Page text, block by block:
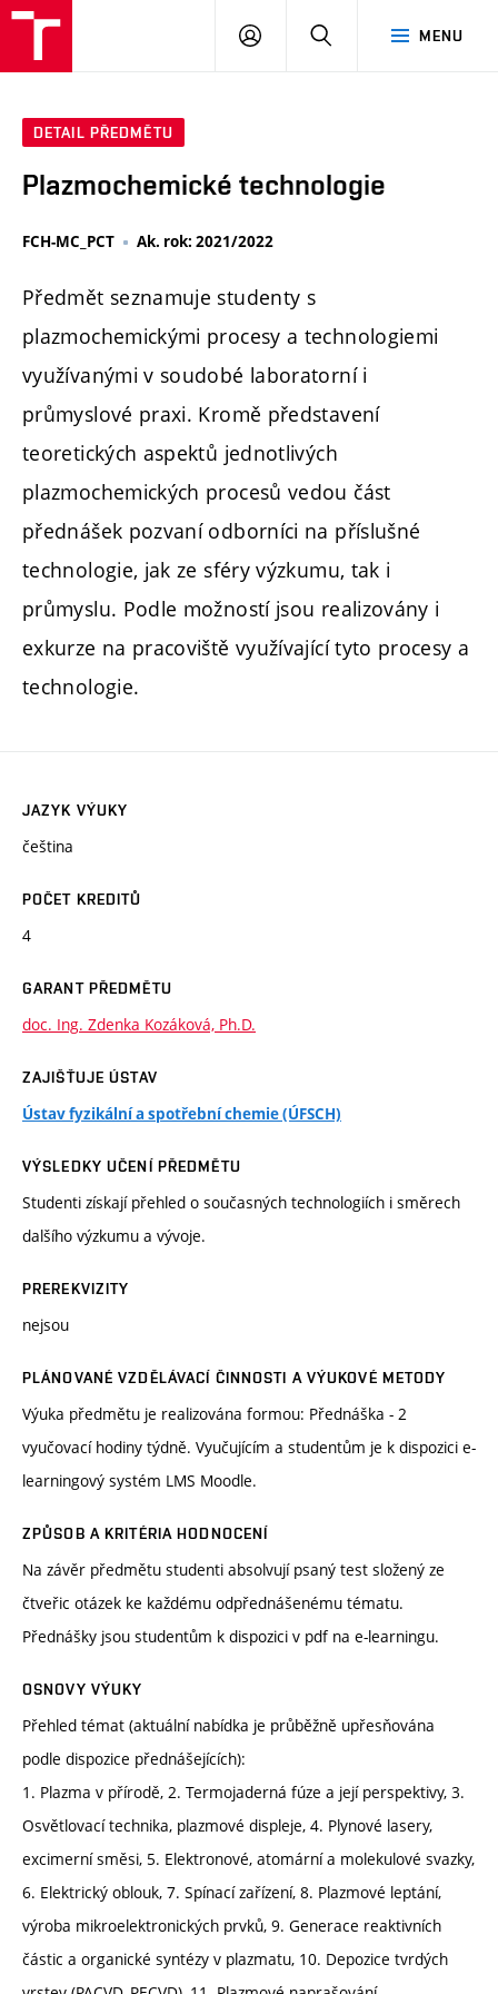
MENU
PŘIHLÁSIT
DETAIL PŘEDMĚTU
Plazmochemické technologie
FCH-MC_PCT Ak. rok: 2021/2022
Předmět seznamuje studenty s
plazmochemickými procesy a technologiemi
využívanými v soudobé laboratorní i
průmyslové praxi. Kromě představení
teoretických aspektů jednotlivých
plazmochemických procesů vedou část
přednášek pozvaní odborníci na příslušné
technologie, jak ze sféry výzkumu, tak i
průmyslu. Podle možností jsou realizovány i
exkurze na pracoviště využívající tyto procesy a
technologie.
JAZYK VÝUKY
čeština
POČET KREDITŮ
4
GARANT PŘEDMĚTU
doc. Ing. Zdenka Kozáková, Ph.D.
ZAJIŠŤUJE ÚSTAV
Ústav fyzikální a spotřební chemie (ÚFSCH)
VÝSLEDKY UČENÍ PŘEDMĚTU
Studenti získají přehled o současných technologiích i směrech
dalšího výzkumu a vývoje.
PREREKVIZITY
nejsou
PLÁNOVANÉ VZDĚLÁVACÍ ČINNOSTI A VÝUKOVÉ METODY
Výuka předmětu je realizována formou: Přednáška - 2
vyučovací hodiny týdně. Vyučujícím a studentům je k dispozici e-
learningový systém LMS Moodle.
ZPŮSOB A KRITÉRIA HODNOCENÍ
Na závěr předmětu studenti absolvují psaný test složený ze
čtveřic otázek ke každému odpřednášenému tématu.
Přednášky jsou studentům k dispozici v pdf na e-learningu.
OSNOVY VÝUKY
Přehled témat (aktuální nabídka je průběžně upřesňována
podle dispozice přednášejících):
1. Plazma v přírodě, 2. Termojaderná fúze a její perspektivy, 3.
Osvětlovací technika, plazmové displeje, 4. Plynové lasery,
excimerní směsi, 5. Elektronové, atomární a molekulové svazky,
6. Elektrický oblouk, 7. Spínací zařízení, 8. Plazmové leptání,
výroba mikroelektronických prvků, 9. Generace reaktivních
částic a organické syntézy v plazmatu, 10. Depozice tvrdých